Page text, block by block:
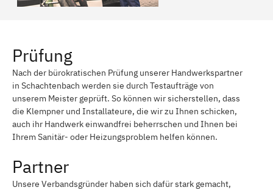
Prüfung
Nach der bürokratischen Prüfung unserer Handwerkspartner
in Schachtenbach werden sie durch Testaufträge von
unserem Meister geprüft. So können wir sicherstellen, dass
die Klempner und Installateure, die wir zu Ihnen schicken,
auch ihr Handwerk einwandfrei beherrschen und Ihnen bei
Ihrem Sanitär- oder Heizungsproblem helfen können.
Partner
Unsere Verbandsgründer haben sich dafür stark gemacht,